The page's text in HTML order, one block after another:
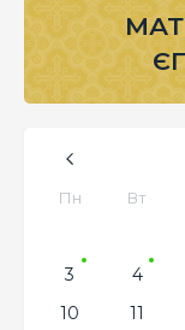
Пн Вт
3
4
10
11